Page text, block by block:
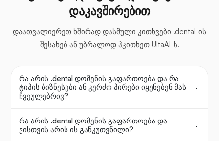
დაკავშირებით
დაათვალიერეთ ხშირად დასმული კითხვები .dental-ის
შესახებ ან უბრალოდ ჰკითხეთ UltaAI-ს.
რა არის .dental დომენის გაფართოება და რა
ტიპის ბიზნესები ან კერძო პირები იყენებენ მას
ჩვეულებრივ?
რა არის .dental დომენის გაფართოება და
ვისთვის არის ის განკუთვნილი?